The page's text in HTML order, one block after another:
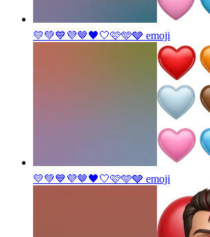
💛💚💙💜🤎🖤🤍🩷🩵🩶 emoji
💛💚💙💜🤎🖤🤍🩷🩵🩶 emoji